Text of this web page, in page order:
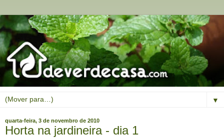
▼
quarta-feira, 3 de novembro de 2010
Horta na jardineira - dia 1